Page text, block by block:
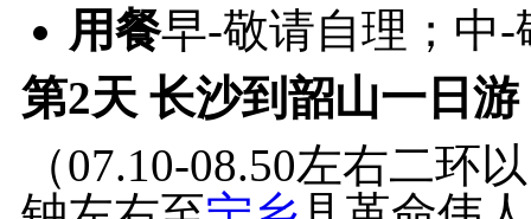
用餐早-敬请自理；中
第2天 长沙到韶山一日游
（07.10-08.50左右二环